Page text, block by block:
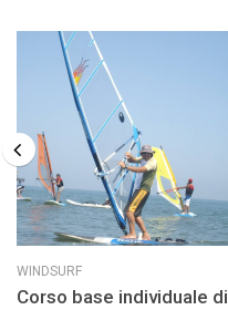
WINDSURF
Corso base individuale di